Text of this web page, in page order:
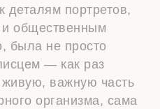
портретов,
общественным
была не просто
— как раз
важную часть
организма, сама